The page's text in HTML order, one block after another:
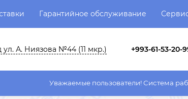
Гарантийное обслуживание
ул. А. Ниязова №44 (11 мкр.) +993-61-53-20-
Уважаемые пользователи! Система работы сайта